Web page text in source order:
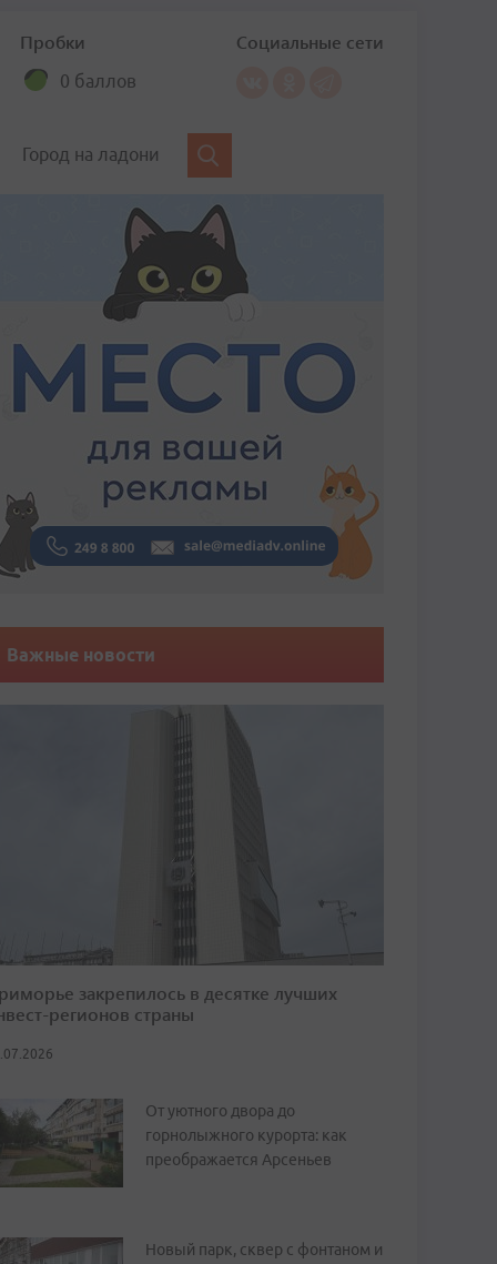
Пробки
0 баллов
Социальные сети
Город на ладони
Важные новости
закрепилось в десятке лучших
регионов страны
От уютного двора до
горнолыжного курорта: как
преображается Арсеньев
Новый парк, сквер с фонтаном и